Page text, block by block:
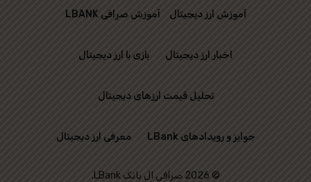
آموزش ارز دیجیتال آموزش صرافی LBANK
اخبار ارز دیجیتال بازی با ارز دیجیتال
تحلیل قیمت ارزهای دیجیتال
جوایز و رویدادهای LBank معرفی ارز دیجیتال
© 2026 صرافی ال بانک LBank.